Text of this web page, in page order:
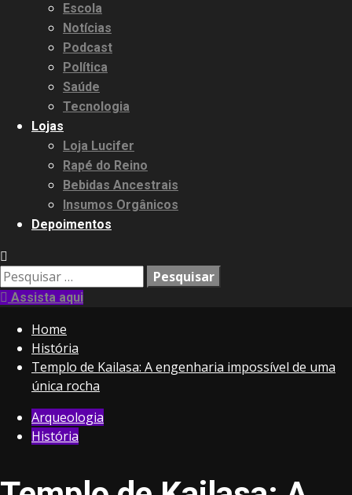
Escola
Notícias
Podcast
Política
Saúde
Tecnologia
Lojas
Loja Lucifer
Rapé do Reino
Bebidas Ancestrais
Insumos Orgânicos
Depoimentos
Pesquisar
por:Assista aqui
Home
História
Templo de Kailasa: A engenharia impossível de uma
única rocha
Arqueologia
História